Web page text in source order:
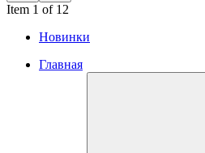
Item 1 of 12
Новинки
Главная